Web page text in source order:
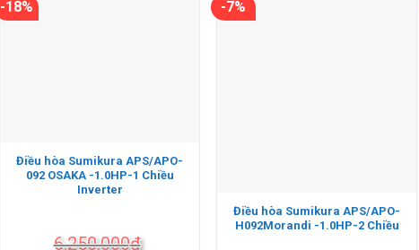
-18%
Điều hòa Sumikura APS/APO-
092 OSAKA -1.0HP-1 Chiều
Inverter
6.250.000₫
-7%
Điều hòa Sumikura APS/APO-
H092Morandi -1.0HP-2 Chiều